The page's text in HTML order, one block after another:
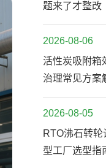
题来了才整改
2026-08-06
活性炭吸附箱
治理常见方案
2026-08-05
RTO沸石转
型工厂选型指